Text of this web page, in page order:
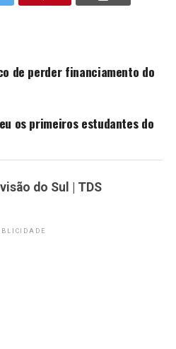
de perder financiamento do
os primeiros estudantes do
do Sul | TDS